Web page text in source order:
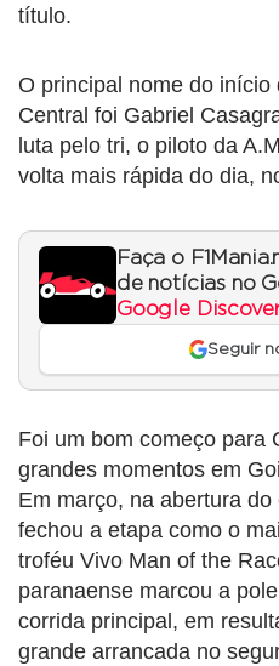
título.
O principal nome do
Central foi Gabriel
luta pelo tri, o piloto da
volta mais rápida do dia,
Faça o
de notícias no
Google Discover
Seguir
Foi um bom começo para
grandes momentos em
Em março, na abertura do
fechou a etapa como o
troféu Vivo Man of the
paranaense marcou a
corrida principal, em
grande arrancada no